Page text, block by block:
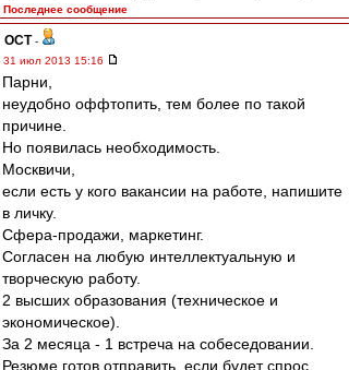
Последнее сообщение
ОСТ -
31 июл 2013 15:16
Парни,
неудобно оффтопить, тем более по такой
причине.
Но появилась необходимость.
Москвичи,
если есть у кого вакансии на работе, напишите
в личку.
Сфера-продажи, маркетинг.
Согласен на любую интеллектуальную и
творческую работу.
2 высших образования (техническое и
экономическое).
За 2 месяца - 1 встреча на собеседовании.
Резюме готов отправить, если будет спрос.